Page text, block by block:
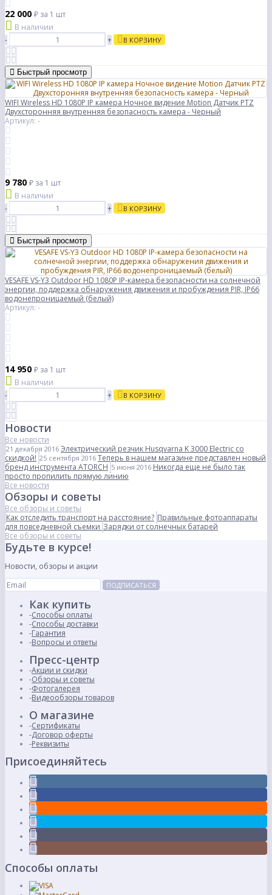
22 000 ₽ за 1 шт
В наличии
-
+ В КОРЗИНУ
Быстрый просмотр
WIFI Wireless HD 1080P IP камера Ночное видение Motion Датчик PTZ
Двухсторонняя внутренняя безопасность камера - Черный
Артикул: -
9 780 ₽ за 1 шт
В наличии
-
+ В КОРЗИНУ
Быстрый просмотр
VESAFE VS-Y3 Outdoor HD 1080P IP-камера безопасности на солнечной
энергии, поддержка обнаружения движения и пробуждения PIR, IP66
водонепроницаемый (белый)
Артикул: -
14 950 ₽ за 1 шт
В наличии
-
+ В КОРЗИНУ
Новости
Все новости
21 декабря 2016 Электрический резчик Husqvarna K 3000 Electric со
скидкой! 25 сентября 2016 Теперь в нашем магазине представлен новый
бренд инструмента ATORCH 5 июня 2016 Никогда еще не было так
просто пропилить прямую линию
Все новости
Обзоры и советы
Все обзоры и советы
Как отследить транспорт на расстояние? Правильные фотоаппараты
для повседневной съемки Зарядки от солнечных батарей
Все обзоры и советы
Будьте в курсе!
Новости, обзоры и акции
ПОДПИСАТЬСЯ
Как купить
Способы оплаты
Способы доставки
Гарантия
Вопросы и ответы
Пресс-центр
Акции и скидки
Обзоры и советы
Фотогалерея
Видеообзоры товаров
О магазине
Сертификаты
Договор оферты
Реквизиты
Присоединяйтесь
Способы оплаты